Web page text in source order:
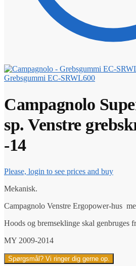
Grebsgummi EC-SRWL600
Campagnolo
sp. Venstre
-14
Please, login to see prices and buy
Mekanisk.
Campagnolo Venstre Ergopower-hus
Hoods og bremseklinge skal genbruges
MY 2009-2014
Spørgsmål? Vi ringer dig gerne op.